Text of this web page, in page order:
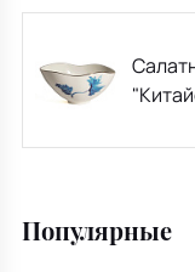
on
Популярные